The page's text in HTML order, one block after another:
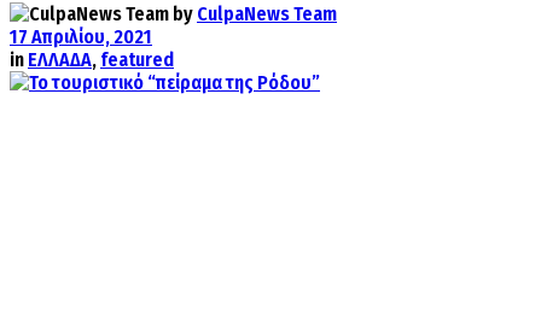
by CulpaNews Team
17 Απριλίου, 2021
in ΕΛΛΑΔΑ, featured